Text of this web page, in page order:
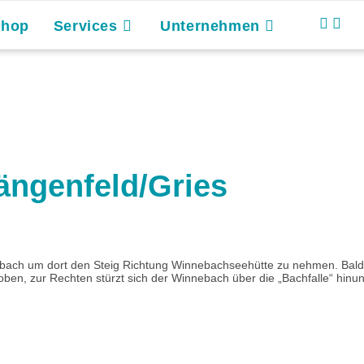
Services Unternehmen
Gries
um dort den Steig Richtung Winnebachseehütte zu nehmen.
zur Rechten stürzt sich der Winnebach über die „Bachfalle“